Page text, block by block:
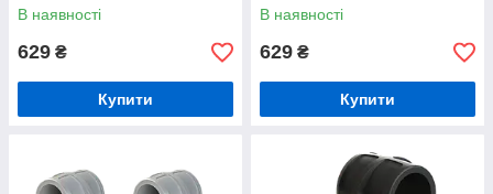
(01.15.001.02.01)
В наявності
629 ₴
Купити
(01.15.001.02.02)
В наявності
629 ₴
Купити